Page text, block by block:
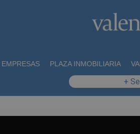
EMPRESAS PLAZA INMOBILIARIA
+